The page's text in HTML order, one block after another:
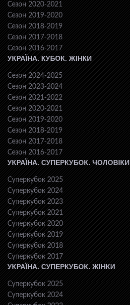
Сезон 2020-2021
Сезон 2019-2020
Сезон 2018-2019
Сезон 2017-2018
Сезон 2016-2017
УКРАЇНА. КУБОК. ЖІНКИ
Сезон 2024-2025
Сезон 2023-2024
Сезон 2021-2022
Сезон 2020-2021
Сезон 2019-2020
Сезон 2018-2019
Сезон 2017-2018
Сезон 2016-2017
УКРАЇНА. СУПЕРКУБОК. ЧОЛОВІКИ
Суперкубок 2025
Суперкубок 2024
Суперкубок 2023
Суперкубок 2021
Суперкубок 2020
Суперкубок 2019
Суперкубок 2018
Суперкубок 2017
УКРАЇНА. СУПЕРКУБОК. ЖІНКИ
Суперкубок 2025
Суперкубок 2024